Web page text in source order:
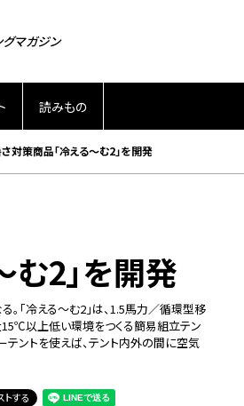
グマガジン
読みもの
対策商品「冷える～む2」を開発
む2」を開発
「冷える～む2」は、1.5馬力／循環型移
15℃以上低い環境をつくる簡易組立テン
テントを使えば、テント内外の間に空気
トする